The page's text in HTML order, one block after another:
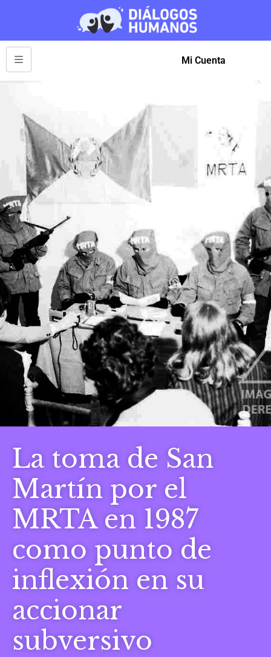
Mi Cuenta
La toma de San
Martín por el
MRTA en 1987
como punto de
inflexión en su
accionar
subversivo